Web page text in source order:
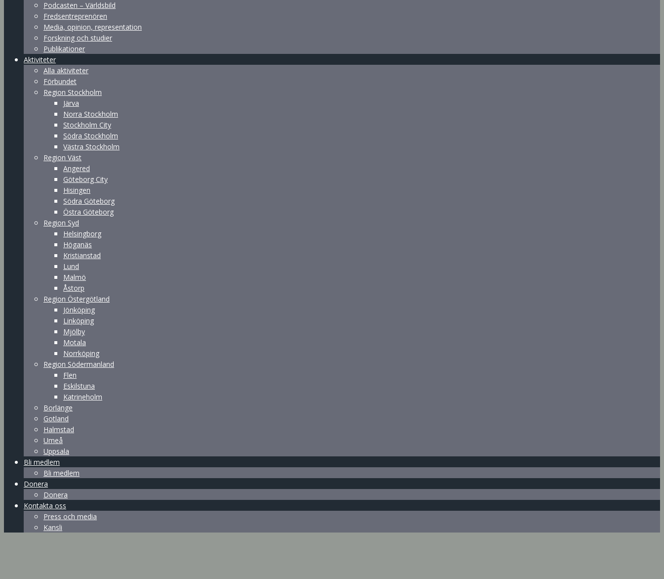
Podcasten – Världsbild
Fredsentreprenören
Media, opinion, representation
Forskning och studier
Publikationer
Aktiviteter
Alla aktiviteter
Förbundet
Region Stockholm
Järva
Norra Stockholm
Stockholm City
Södra Stockholm
Västra Stockholm
Region Väst
Angered
Göteborg City
Hisingen
Södra Göteborg
Östra Göteborg
Region Syd
Helsingborg
Höganäs
Kristianstad
Lund
Malmö
Åstorp
Region Östergötland
Jönköping
Linköping
Mjölby
Motala
Norrköping
Region Södermanland
Flen
Eskilstuna
Katrineholm
Borlänge
Gotland
Halmstad
Umeå
Uppsala
Bli medlem
Bli medlem
Donera
Donera
Kontakta oss
Press och media
Kansli